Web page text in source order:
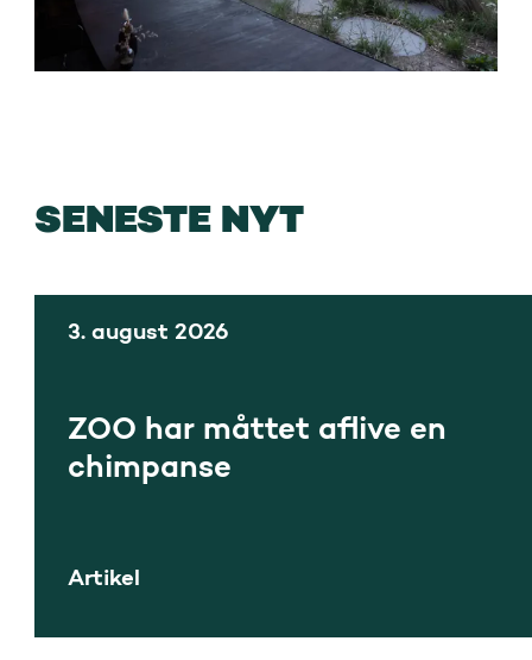
SENESTE NYT
3. august 2026
ZOO har måttet aflive en
chimpanse
Artikel